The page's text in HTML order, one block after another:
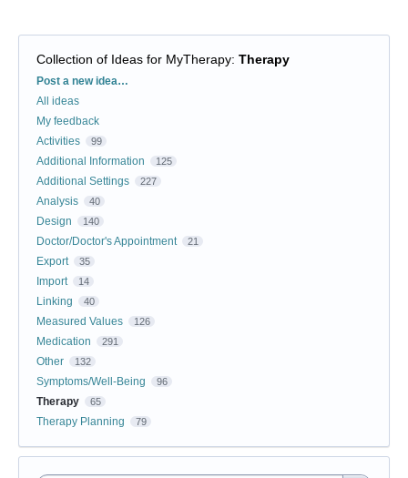
Collection of Ideas for MyTherapy: Therapy
Categories
Post a new idea…
All ideas
My feedback
Activities
99
Additional Information 125
Additional Settings 227
Analysis 40
Design 140
Doctor/Doctor's Appointment 21
Export 35
Import 14
Linking 40
Measured Values 126
Medication 291
Other 132
Symptoms/Well-Being 96
Therapy 65
Therapy Planning 79